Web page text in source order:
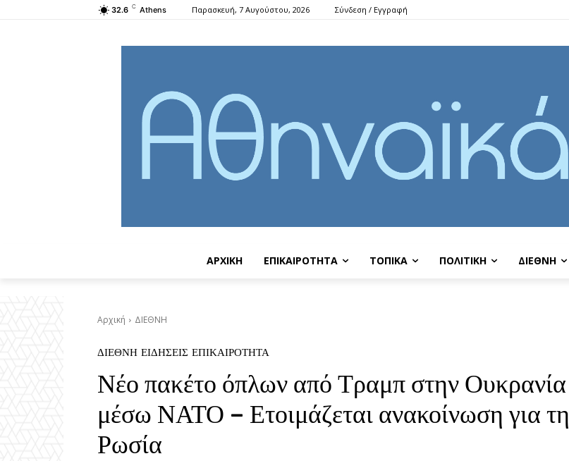
32.6 C Athens Παρασκευή, 7 Αυγούστου, 2026 Σύνδεση / Εγγραφή
ΑΡΧΙΚΗ ΕΠΙΚΑΙΡΟΤΗΤΑ ΤΟΠΙΚΑ ΠΟΛΙΤΙΚΗ ΔΙΕΘΝΗ
Αρχική ΔΙΕΘΝΗ
ΔΙΕΘΝΗ ΕΙΔΗΣΕΙΣ ΕΠΙΚΑΙΡΟΤΗΤΑ
Νέο πακέτο όπλων από Τραμπ στην Ουκρανία
μέσω ΝΑΤΟ – Ετοιμάζεται ανακοίνωση για τη
Ρωσία